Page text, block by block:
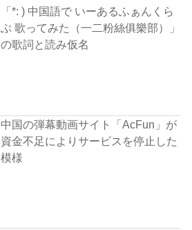
「*: ) 中国語で いーあるふぁんくら
ぶ 歌ってみた（一二粉絲俱樂部）」
の歌詞と読み仮名
中国の弾幕動画サイト「AcFun」が
資金不足によりサービスを停止した
模様